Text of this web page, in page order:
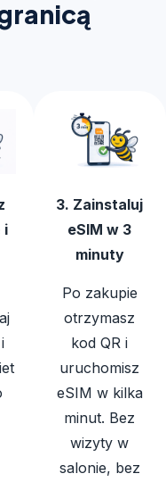
i
3. Zainstaluj
eSIM w 3
minuty
Po zakupie
otrzymasz
kod QR i
uruchomisz
eSIM w kilka
minut. Bez
wizyty w
salonie, bez